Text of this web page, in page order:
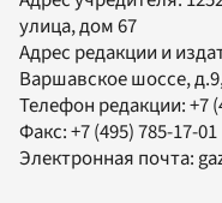
улица, дом 67
Адрес редакции и
Варшавское шоссе,
Телефон редакции:+7
Факс:+7 (495) 785-17-01
Электронная почта: